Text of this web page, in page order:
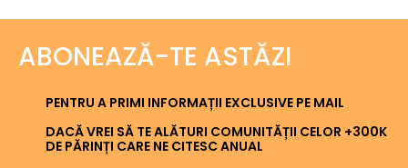
ABONEAZĂ-TE ASTĂZI
PENTRU A PRIMI INFORMAȚII EXCLUSIVE PE MAIL
DACĂ VREI SĂ TE ALĂTURI COMUNITĂȚII CELOR +300K
DE PĂRINȚI CARE NE CITESC ANUAL